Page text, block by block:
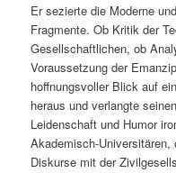
Er sezierte die Moderne
Fragmente. Ob Kritik der
Gesellschaftlichen, ob
Voraussetzung der
hoffnungsvoller Blick auf
heraus und verlangte
Leidenschaft und Humor
Akademisch-Universitären,
Diskurse mit der